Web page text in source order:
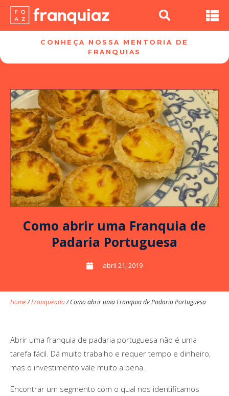
CONHEÇA NOSSA MENTORIA DE
FRANQUIAS​
Como abrir uma Franquia de
Padaria Portuguesa
abril 21, 2019
Home/Franqueado/Como abrir uma Franquia de Padaria Portuguesa
Abrir uma franquia de padaria portuguesa não é uma
tarefa fácil. Dá muito trabalho e requer tempo e dinheiro,
mas o investimento vale muito a pena.
Encontrar um segmento com o qual nos identificamos